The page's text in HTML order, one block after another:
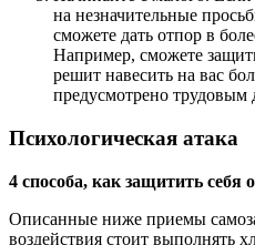
на незначительные
сможете дать отпор в
Например, сможете
решит навесить на вас
предусмотрено трудовым
Психологическая атака
4 способа, как защитить себя
Описанные ниже приемы
воздействия стоит выполнять